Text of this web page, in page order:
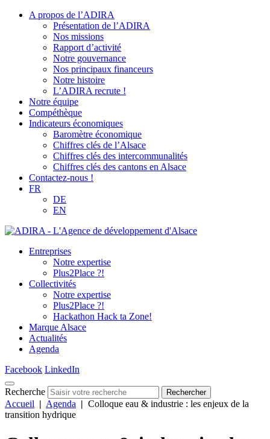
A propos de l’ADIRA
Présentation de l’ADIRA
Nos missions
Rapport d’activité
Notre gouvernance
Nos principaux financeurs
Notre histoire
L’ADIRA recrute !
Notre équipe
Compéthèque
Indicateurs économiques
Baromètre économique
Chiffres clés de l’Alsace
Chiffres clés des intercommunalités
Chiffres clés des cantons en Alsace
Contactez-nous !
FR
DE
EN
Entreprises
Notre expertise
Plus2Place ?!
Collectivités
Notre expertise
Plus2Place ?!
Hackathon Hack ta Zone!
Marque Alsace
Actualités
Agenda
Facebook LinkedIn
Recherche Rechercher
Accueil | Agenda | Colloque eau & industrie : les enjeux de la
transition hydrique